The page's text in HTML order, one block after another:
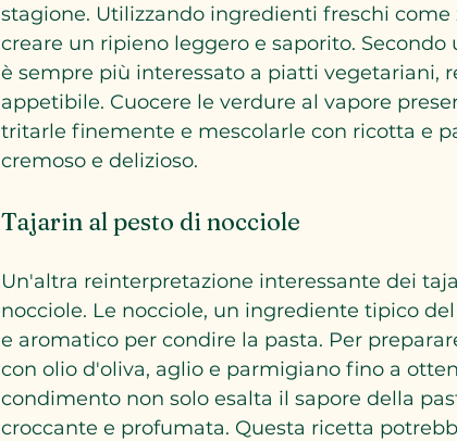
stagione. Utilizzando ingredienti freschi come
creare un ripieno leggero e saporito.
è sempre più interessato a piatti vegetariani,
appetibile. Cuocere le verdure al vapore
tritarle finemente e mescolarle con ricotta e
cremoso e delizioso.
Tajarin al pesto di nocciole
Un'altra reinterpretazione interessante dei
nocciole. Le nocciole, un ingrediente tipico
e aromatico per condire la pasta. Per
con olio d'oliva, aglio e parmigiano fino a
condimento non solo esalta il sapore della
croccante e profumata. Questa ricetta